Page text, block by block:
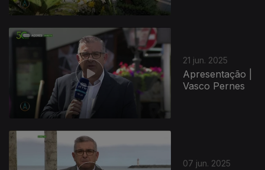
21 jun. 2025
Apresentação |
Vasco Pernes
07 jun. 2025